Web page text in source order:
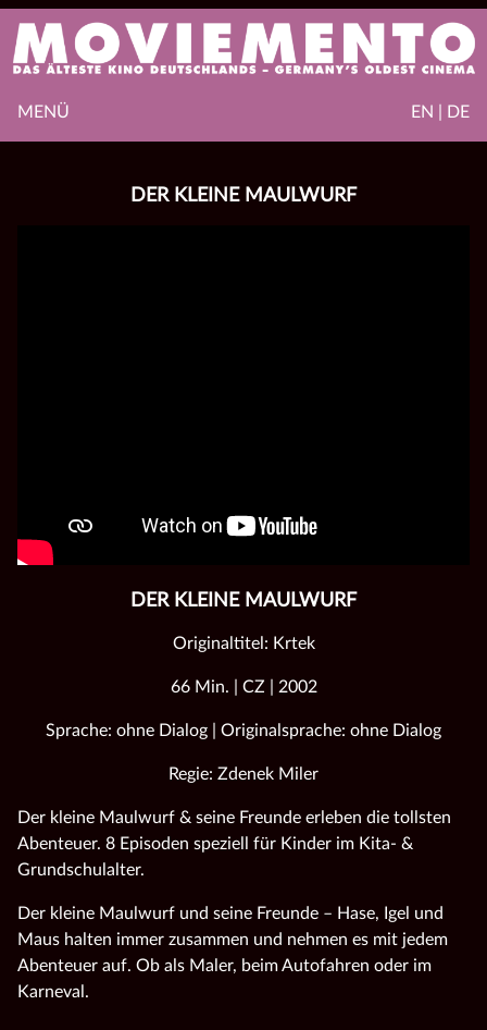
EN | DE
MENÜ
DER KLEINE MAULWURF
DER KLEINE MAULWURF
Originaltitel: Krtek
66 Min. | CZ | 2002
Sprache: ohne Dialog | Originalsprache: ohne Dialog
Regie: Zdenek Miler
Der kleine Maulwurf & seine Freunde erleben die tollsten
Abenteuer. 8 Episoden speziell für Kinder im Kita- &
Grundschulalter.
Der kleine Maulwurf und seine Freunde – Hase, Igel und
Maus halten immer zusammen und nehmen es mit jedem
Abenteuer auf. Ob als Maler, beim Autofahren oder im
Karneval.